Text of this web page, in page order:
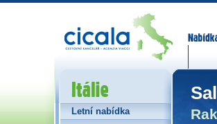
Itálie
Letní nabídka